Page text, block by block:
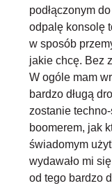
podłączonym
odpalę konsolę
w sposób
jakie chcę. Bez
W ogóle mam
bardzo długą
zostanie
boomerem, jak
świadomym
wydawało mi
od tego bardzo